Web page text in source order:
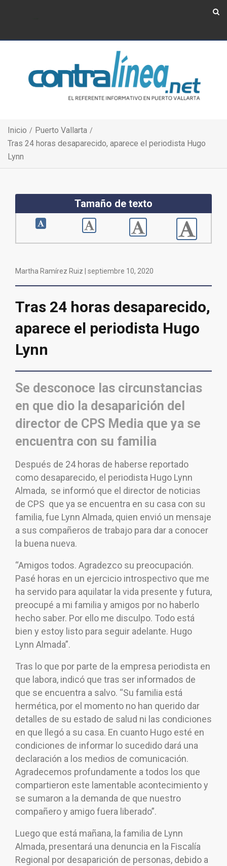
Inicio
Puerto Vallarta
Tras 24 horas desaparecido, aparece el periodista Hugo
Lynn
Tamaño de texto
Martha Ramírez Ruiz | septiembre 10, 2020
Tras 24 horas desaparecido,
aparece el periodista Hugo
Lynn
Se desconoce las circunstancias
en que dio la desaparición del
director de CPS Media que ya se
encuentra con su familia
Después de 24 horas de haberse reportado
como desaparecido, el periodista Hugo Lynn
Almada, se informó que el director de noticias
de CPS que ya se encuentra en su casa con su
familia, fue Lynn Almada, quien envió un mensaje
a sus compañeros de trabajo para dar a conocer
la buena nueva.
“Amigos todos. Agradezco su preocupación.
Pasé horas en un ejercicio introspectivo que me
ha servido para aquilatar la vida presente y futura,
preocupé a mi familia y amigos por no haberlo
hecho saber. Por ello me disculpo. Todo está
bien y estoy listo para seguir adelante. Hugo
Lynn Almada”.
Tras lo que por parte de la empresa periodista en
que labora, indicó que tras ser informados de
que se encuentra a salvo. “Su familia está
hermética, por el momento no han querido dar
detalles de su estado de salud ni las condiciones
en que llegó a su casa. En cuanto Hugo esté en
condiciones de informar lo sucedido dará una
declaración a los medios de comunicación.
Agradecemos profundamente a todos los que
compartieron este lamentable acontecimiento y
se sumaron a la demanda de que nuestro
compañero y amigo fuera liberado”.
Luego que está mañana, la familia de Lynn
Almada, presentará una denuncia en la Fiscalía
Regional por desaparición de personas, debido a